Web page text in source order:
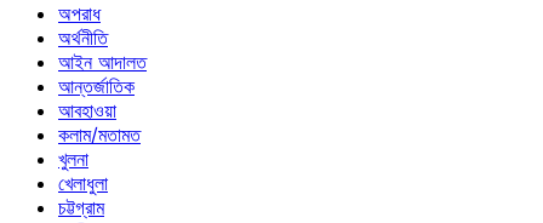
অপরাধ
অর্থনীতি
আইন আদালত
আন্তর্জাতিক
আবহাওয়া
কলাম/মতামত
খুলনা
খেলাধুলা
চট্টগ্রাম